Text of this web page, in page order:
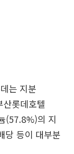
는 지분
롯데호텔
(57.8%)의 지
당 등이 대부분